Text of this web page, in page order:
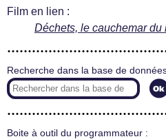
Film en lien :
Déchets, le cauchemar du
Recherche dans la base de
Boite à outil du programmateur :